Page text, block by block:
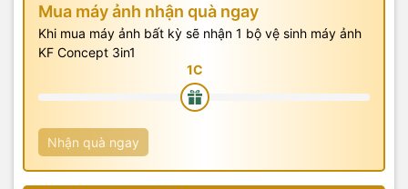
Mua máy ảnh nhận quà ngay
Khi mua máy ảnh bất kỳ sẽ nhận 1 bộ vệ sinh máy ảnh
KF Concept 3in1
Nhận quà ngay